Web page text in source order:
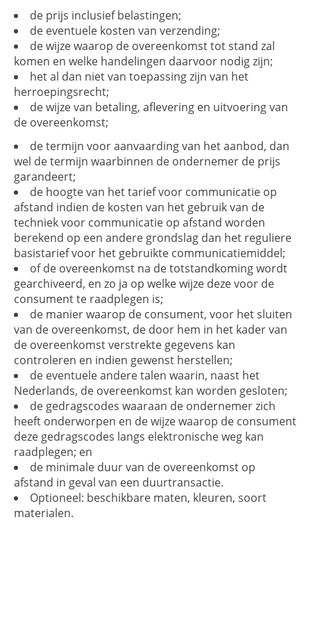
de prijs inclusief belastingen;
de eventuele kosten van verzending;
de wijze waarop de overeenkomst tot stand zal
komen en welke handelingen daarvoor nodig zijn;
het al dan niet van toepassing zijn van het
herroepingsrecht;
de wijze van betaling, aflevering en uitvoering van
de overeenkomst;
de termijn voor aanvaarding van het aanbod, dan
wel de termijn waarbinnen de ondernemer de prijs
garandeert;
de hoogte van het tarief voor communicatie op
afstand indien de kosten van het gebruik van de
techniek voor communicatie op afstand worden
berekend op een andere grondslag dan het reguliere
basistarief voor het gebruikte communicatiemiddel;
of de overeenkomst na de totstandkoming wordt
gearchiveerd, en zo ja op welke wijze deze voor de
consument te raadplegen is;
de manier waarop de consument, voor het sluiten
van de overeenkomst, de door hem in het kader van
de overeenkomst verstrekte gegevens kan
controleren en indien gewenst herstellen;
de eventuele andere talen waarin, naast het
Nederlands, de overeenkomst kan worden gesloten;
de gedragscodes waaraan de ondernemer zich
heeft onderworpen en de wijze waarop de consument
deze gedragscodes langs elektronische weg kan
raadplegen; en
de minimale duur van de overeenkomst op
afstand in geval van een duurtransactie.
Optioneel: beschikbare maten, kleuren, soort
materialen.